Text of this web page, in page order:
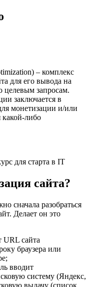
– комплекс
для его вывода на
целевым запросам.
заключается в
монетизации и/или
какой-либо
для старта в IT
сайта?
сначала разобраться
Делает он это
URL сайта
браузера или
вводит
систему (Яндекс,
выдачу (список